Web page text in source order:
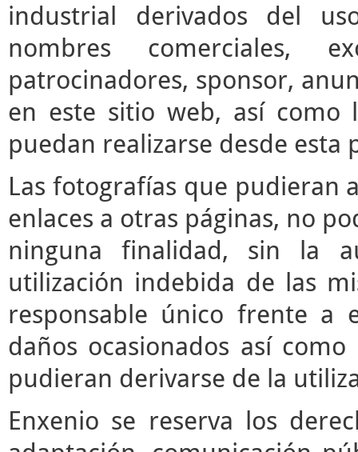
industrial derivados del
nombres comerciales,
patrocinadores, sponsor,
en este sitio web, así como
puedan realizarse desde esta
Las fotografías que pudieran
enlaces a otras páginas, no
ninguna finalidad, sin la
utilización indebida de las
responsable único frente a
daños ocasionados así
pudieran derivarse de la
Enxenio se reserva los